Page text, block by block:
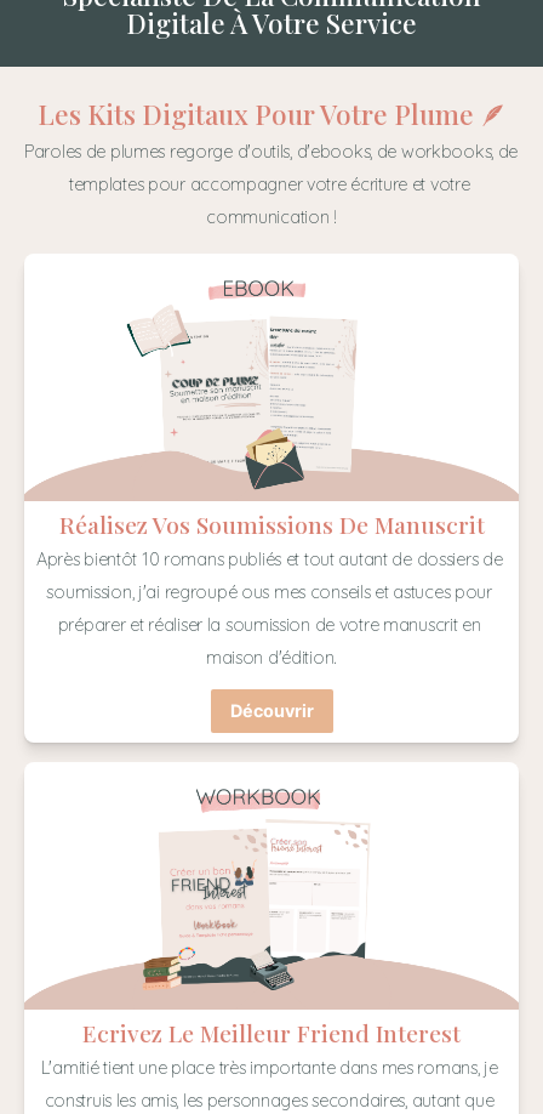
Digitale À Votre Service
Les Kits Digitaux Pour Votre Plume 🪶
Paroles de plumes regorge d'outils, d'ebooks, de workbooks, de
templates pour accompagner votre écriture et votre
communication !
Réalisez Vos Soumissions De Manuscrit
Après bientôt 10 romans publiés et tout autant de dossiers de
soumission, j'ai regroupé ous mes conseils et astuces pour
préparer et réaliser la soumission de votre manuscrit en
maison d'édition.
Découvrir
Ecrivez Le Meilleur Friend Interest
L'amitié tient une place très importante dans mes romans, je
construis les amis, les personnages secondaires, autant que